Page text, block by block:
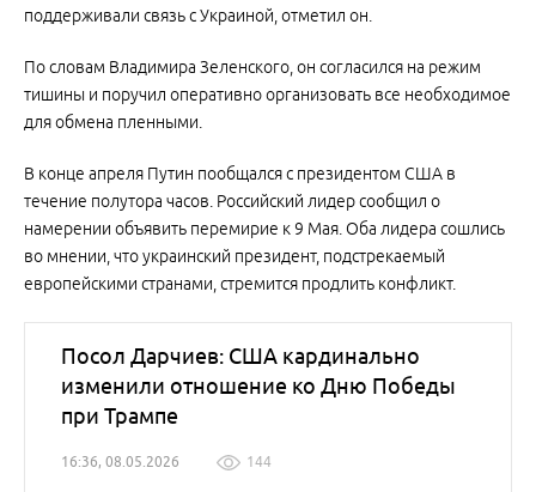
поддерживали связь с Украиной, отметил он.
По словам Владимира Зеленского, он согласился на режим
тишины и поручил оперативно организовать все необходимое
для обмена пленными.
В конце апреля Путин пообщался с президентом США в
течение полутора часов. Российский лидер сообщил о
намерении объявить перемирие к 9 Мая. Оба лидера сошлись
во мнении, что украинский президент, подстрекаемый
европейскими странами, стремится продлить конфликт.
Посол Дарчиев: США кардинально
изменили отношение ко Дню Победы
при Трампе
16:36, 08.05.2026 144